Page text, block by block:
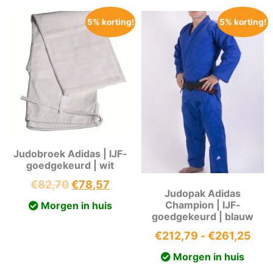
5% korting!
Judobroek Adidas | IJF-
goedgekeurd | wit
€82,70Oorspronkelijke
prijs
€78,57
Morgen in huis
5% korting!
Judopak Adidas
Champion | IJF-
goedgekeurd | blauw
€212,79 - €261,25
Morgen in huis